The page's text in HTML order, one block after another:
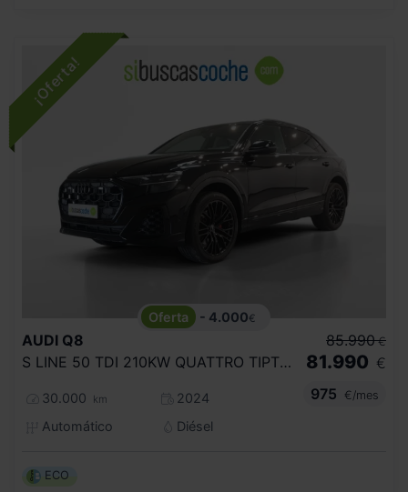
- 4.000€
AUDI Q8
S LINE 50 TDI 210KW QUATTRO TIPTRONIC
30.000 km
2024
Automático
Diésel
85.990 €
81.990 €
975
€/mes
ECO